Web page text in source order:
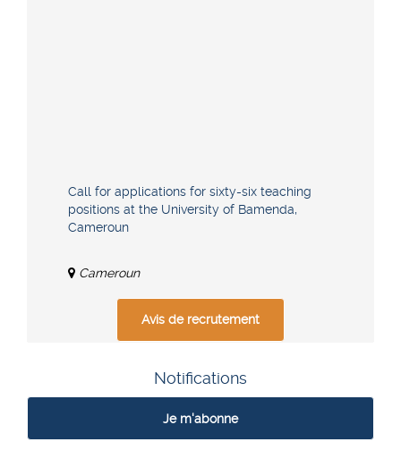
Call for applications for sixty-six teaching
positions at the University of Bamenda,
Cameroun
Cameroun
Avis de recrutement
Notifications
Je m'abonne